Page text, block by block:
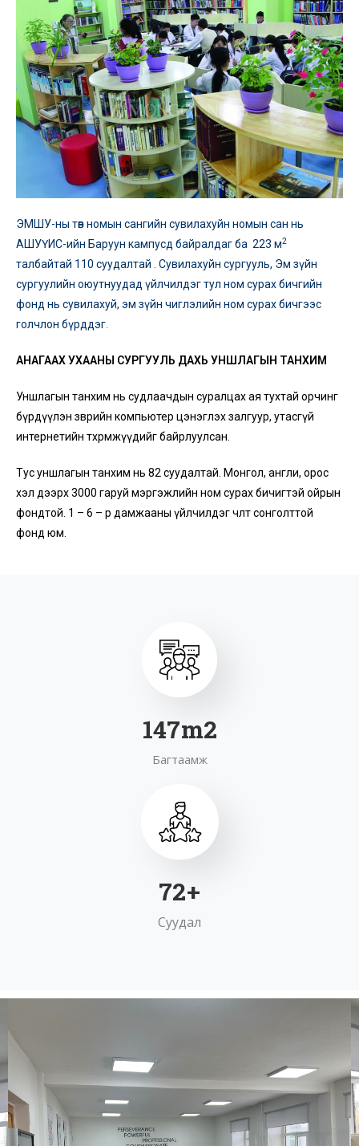
ЭМШУ-ны төв номын сангийн сувилахуйн номын сан нь
АШУҮИС-ийн Баруун кампусд байралдаг ба 223 м2
талбайтай 110 суудалтай . Сувилахуйн сургууль, Эм зүйн
сургуулийн оюутнуудад үйлчилдэг тул ном сурах бичгийн
фонд нь сувилахуй, эм зүйн чиглэлийн ном сурах бичгээс
голчлон бүрддэг.
АНАГААХ УХААНЫ СУРГУУЛЬ ДАХЬ УНШЛАГЫН ТАНХИМ
Уншлагын танхим нь судлаачдын суралцах ая тухтай орчинг
бүрдүүлэн зөөврийн компьютер цэнэглэх залгуур, утасгүй
интернетийн төхөөрөмжүүдийг байрлуулсан.
Тус уншлагын танхим нь 82 суудалтай. Монгол, англи, орос
хэл дээрх 3000 гаруй мэргэжлийн ном сурах бичигтэй ойрын
фондтой. 1 – 6 – р дамжааны үйлчилдэг чөлөөт сонголттой
фонд юм.
186m2
Багтаамж
91+
Суудал